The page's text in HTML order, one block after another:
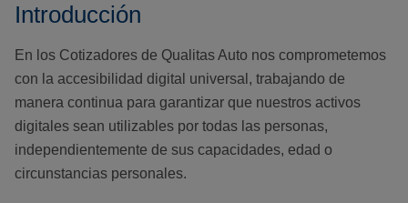
Introducción
En los Cotizadores de Qualitas Auto nos comprometemos
con la accesibilidad digital universal, trabajando de
manera continua para garantizar que nuestros activos
digitales sean utilizables por todas las personas,
independientemente de sus capacidades, edad o
circunstancias personales.